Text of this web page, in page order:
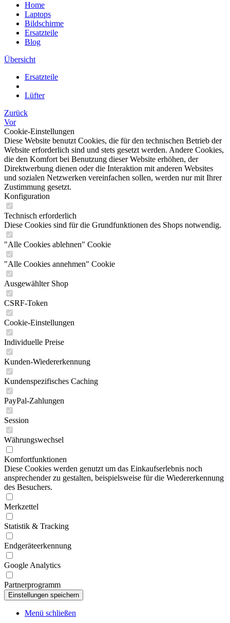
Home
Laptops
Bildschirme
Ersatzteile
Blog
Übersicht
Ersatzteile
Lüfter
Zurück
Vor
Cookie-Einstellungen
Diese Website benutzt Cookies, die für den technischen Betrieb der
Website erforderlich sind und stets gesetzt werden. Andere Cookies,
die den Komfort bei Benutzung dieser Website erhöhen, der
Direktwerbung dienen oder die Interaktion mit anderen Websites
und sozialen Netzwerken vereinfachen sollen, werden nur mit Ihrer
Zustimmung gesetzt.
Konfiguration
Technisch erforderlich
Diese Cookies sind für die Grundfunktionen des Shops notwendig.
"Alle Cookies ablehnen" Cookie
"Alle Cookies annehmen" Cookie
Ausgewählter Shop
CSRF-Token
Cookie-Einstellungen
Individuelle Preise
Kunden-Wiedererkennung
Kundenspezifisches Caching
PayPal-Zahlungen
Session
Währungswechsel
Komfortfunktionen
Diese Cookies werden genutzt um das Einkaufserlebnis noch
ansprechender zu gestalten, beispielsweise für die Wiedererkennung
des Besuchers.
Merkzettel
Statistik & Tracking
Endgeräteerkennung
Google Analytics
Partnerprogramm
Menü schließen